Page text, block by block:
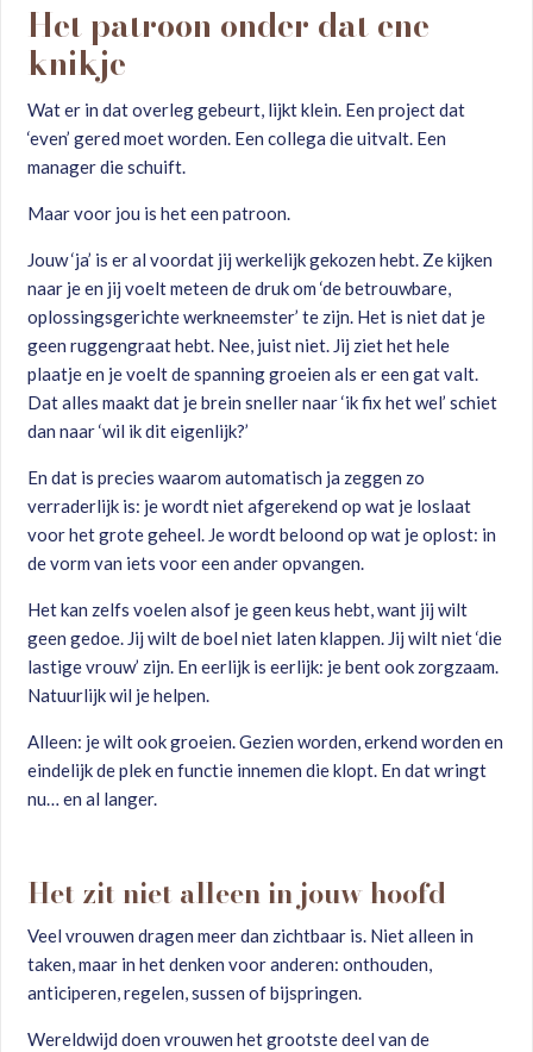
Het patroon onder dat ene
knikje
Wat er in dat overleg gebeurt, lijkt klein. Een project dat
‘even’ gered moet worden. Een collega die uitvalt. Een
manager die schuift.
Maar voor jou is het een patroon.
Jouw ‘ja’ is er al voordat jij werkelijk gekozen hebt. Ze kijken
naar je en jij voelt meteen de druk om ‘de betrouwbare,
oplossingsgerichte werkneemster’ te zijn. Het is niet dat je
geen ruggengraat hebt. Nee, juist niet. Jij ziet het hele
plaatje en je voelt de spanning groeien als er een gat valt.
Dat alles maakt dat je brein sneller naar ‘ik fix het wel’ schiet
dan naar ‘wil ik dit eigenlijk?’
En dat is precies waarom automatisch ja zeggen zo
verraderlijk is: je wordt niet afgerekend op wat je loslaat
voor het grote geheel. Je wordt beloond op wat je oplost: in
de vorm van iets voor een ander opvangen.
Het kan zelfs voelen alsof je geen keus hebt, want jij wilt
geen gedoe. Jij wilt de boel niet laten klappen. Jij wilt niet ‘die
lastige vrouw’ zijn. En eerlijk is eerlijk: je bent ook zorgzaam.
Natuurlijk wil je helpen.
Alleen: je wilt ook groeien. Gezien worden, erkend worden en
eindelijk de plek en functie innemen die klopt. En dat wringt
nu… en al langer.
Het zit niet alleen in jouw hoofd
Veel vrouwen dragen meer dan zichtbaar is. Niet alleen in
taken, maar in het denken voor anderen: onthouden,
anticiperen, regelen, sussen of bijspringen.
Wereldwijd doen vrouwen het grootste deel van de